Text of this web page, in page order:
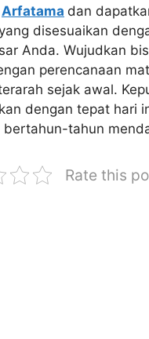
Arfatama dan
disesuaikan
Anda. Wujudkan
perencanaan
sejak awal.
dengan tepat hari
bertahun-tahun
Rate this